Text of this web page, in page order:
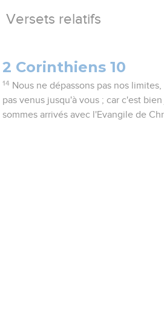
Versets relatifs
2 Corinthiens 10
14 Nous ne dépassons pas nos
pas venus jusqu'à vous ; car c'est
sommes arrivés avec l'Evangile de